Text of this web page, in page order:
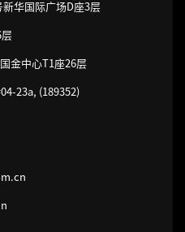
华国际广场D座3层
层
金中心T1座26层
23a, (189352)